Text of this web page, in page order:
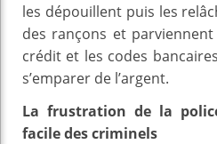
les dépouillent puis les
des rançons et
crédit et les codes
s’emparer de l’argent.
La frustration de la
facile des criminels